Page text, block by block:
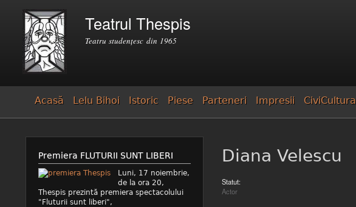
Teatrul Thespis
Teatru studenţesc din 1965
Formular de căutare
Căutare
Acasă Lelu Bihoi Istoric Piese Parteneri Impresii CiviCultura
Diana Velescu
Statut:
Actor
Premiera FLUTURII SUNT LIBERI
Luni, 17 noiembrie,
de la ora 20,
Thespis prezintă premiera spectacolului
"Fluturii sunt liberi",